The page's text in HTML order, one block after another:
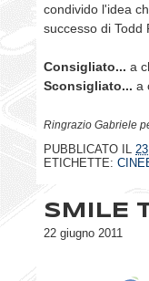
condivido l'idea
successo di Todd
Consigliato... a
Sconsigliato... a
Ringrazio Gabriele
PUBBLICATO IL
ETICHETTE:
SMILE
22 giugno 2011